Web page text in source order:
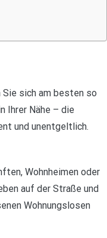
Sie sich am besten so
Ihrer Nähe – die
und unentgeltlich.
Wohnheimen oder
auf der Straße und
Wohnungslosen